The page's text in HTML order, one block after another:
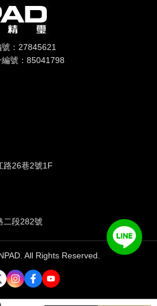
：27845621
號：85041798
路26巷2號1F
二段282號
All Rights Reserved.